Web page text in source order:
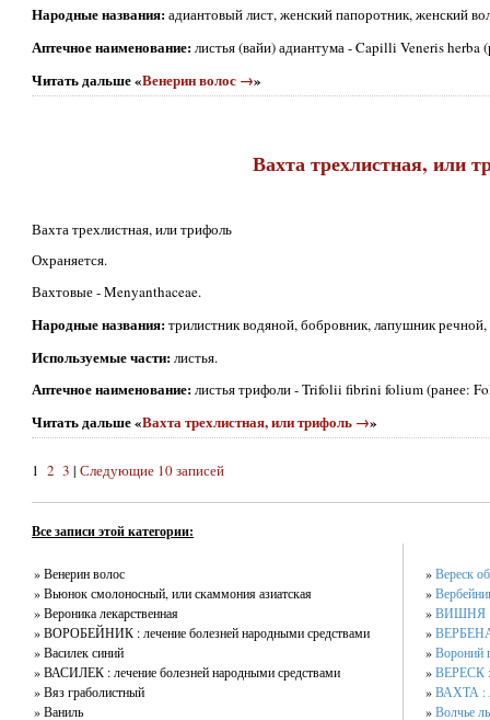
Народные названия:адиантовый лист, женский папоротник, женский
Аптечное наименование:листья (вайи) адиантума - Capilli Veneris
Читать дальше «Венерин волос →»
Вахта трехлистная, или
Вахта трехлистная, или трифоль
Охраняется.
Вахтовые - Menyanthaceae.
Народные названия:трилистник водяной, бобровник, лапушник речной,
Используемые части: листья.
Аптечное наименование:листья трифоли - Trifolii fibrini folium (ранее:
Читать дальше «Вахта трехлистная, или трифоль →»
1 2 3 | Следующие 10 записей
Все записи этой категории:
» Венерин волос
» Вьюнок смолоносный, или скаммония азиатская
» Вероника лекарственная
» ВОРОБЕЙНИК : лечение болезней народными средствами
» Василек синий
» ВАСИЛЕК : лечение болезней народными средствами
» Вяз граболистный
» Ваниль
»Вереск
»
»ВИШНЯ :
»ВЕРБЕНА
»Вороний
»ВЕРЕСК :
»ВАХТА :
»Волчье